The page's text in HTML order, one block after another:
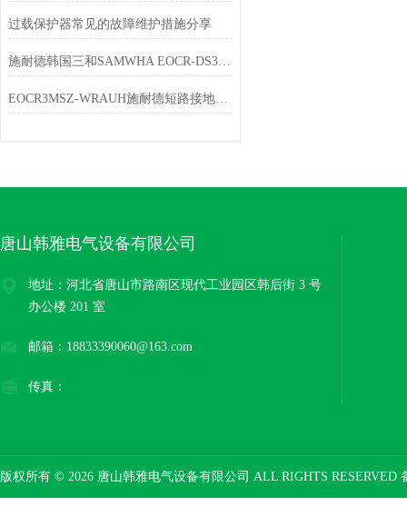
过载保护器常见的故障维护措施分享
施耐德韩国三和SAMWHA EOCR-DS3新旧产品替代表
EOCR3MSZ-WRAUH施耐德短路接地保护器韩国三和
唐山韩雅电气设备有限公司
地址：河北省唐山市路南区现代工业园区韩后街 3 号
办公楼 201 室
邮箱：18833390060@163.com
传真：
版权所有 © 2026 唐山韩雅电气设备有限公司 ALL RIGHTS RESERVED